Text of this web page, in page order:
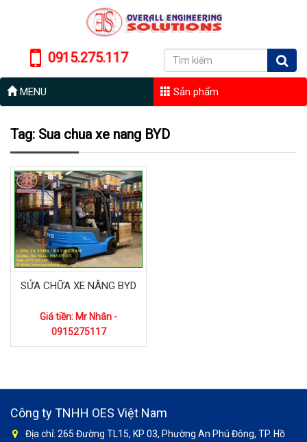
0915.275.117
MENU Sản phẩm
Tag: Sua chua xe nang BYD
SỬA CHỮA XE NÂNG BYD
Giá tiền: Mr Nhân -
0915275117
Công ty TNHH OES Việt Nam
Địa chỉ: 265 Đường TL15, KP 03, Phường An Phú Đông, TP. Hồ